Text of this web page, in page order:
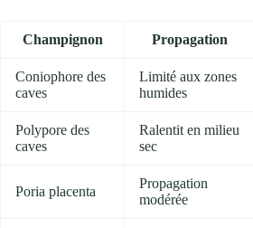
Champignon Propagation
Coniophore des
caves
Limité aux zones
humides
Polypore des
caves
Ralentit en milieu
sec
Poria placenta
Propagation
modérée